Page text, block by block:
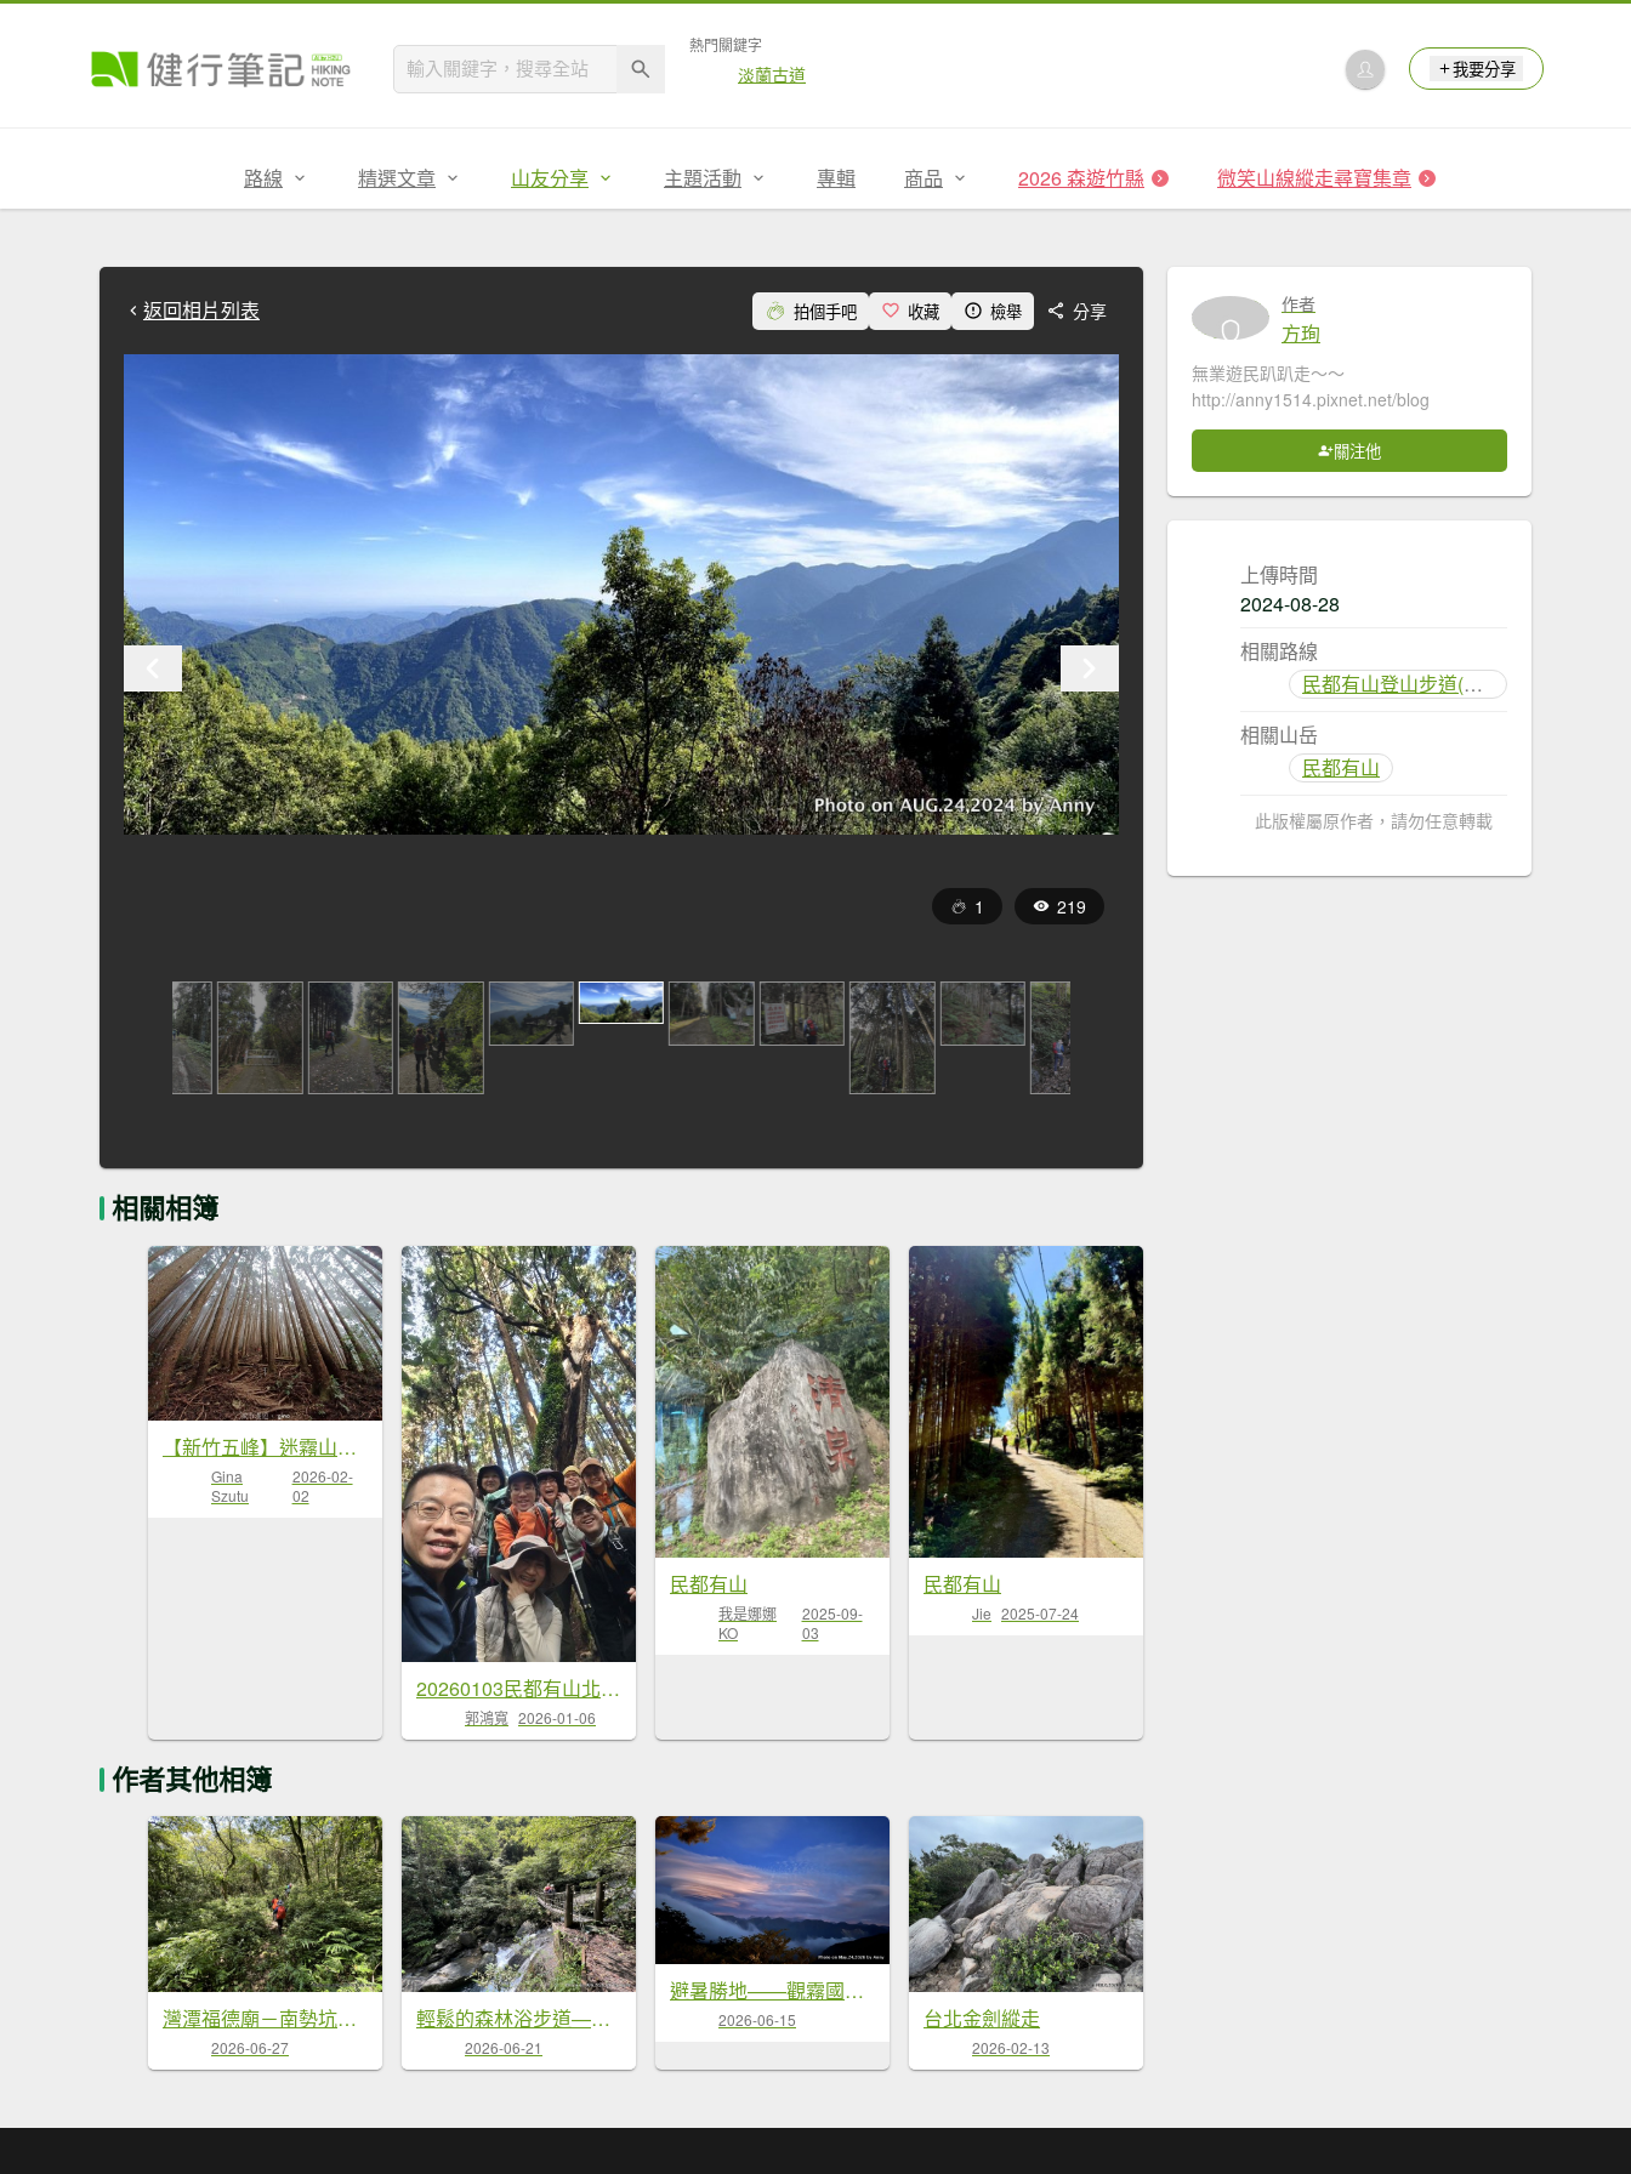
熱門關鍵字
淡蘭古道 我要分享
路線 精選文章 山友分享 主題活動 專輯 商品 2026 森遊竹縣 微笑山線縱走尋寶集章
返回相片列表 拍個手吧 收藏 檢舉 分享
1 219
相關相簿
【新竹五峰】迷霧山林。 民都有山登山步道(面托油山)x民都有山北峰
Gina
Szutu
2026-02-
02
20260103民都有山北峰-主峰-西峰
郭鴻寬 2026-01-06
民都有山
我是娜娜
KO
2025-09-
03
民都有山
Jie 2025-07-24
作者其他相簿
灣潭福德廟－南勢坑山－灣潭竹子山－七股古道－橫坪尾古道－灣潭古道－灣潭福德廟Ｏ形
2026-06-27
輕鬆的森林浴步道——紅河谷步道
2026-06-21
避暑勝地——觀霧國家公園六條步道完整介紹＋聖稜線＋飛碟雲＋滿天星星(銀河)＋夕照聖稜線＋雪山聖稜線
2026-06-15 台北金劍縱走
2026-02-13
作者
方珣
無業遊民趴趴走～～
http://anny1514.pixnet.net/blog
關注他
上傳時間
2024-08-28
相關路線
民都有山登山步道(面托油山)
相關山岳
民都有山
此版權屬原作者，請勿任意轉載